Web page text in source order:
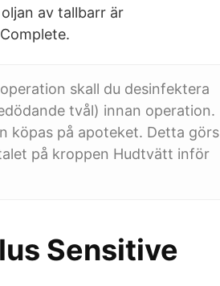
av tallbarr är
skall du desinfektera
tvål) innan operation.
köpas på apoteket. Detta görs
på kroppen Hudtvätt inför
Sensitive